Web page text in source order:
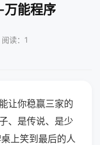
万能程序
读：1
让你稳赢三家的
、是传说、是少
上笑到最后的人